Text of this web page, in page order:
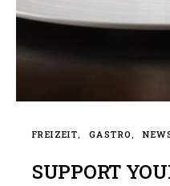
FREIZEIT GASTRO
SUPPORT